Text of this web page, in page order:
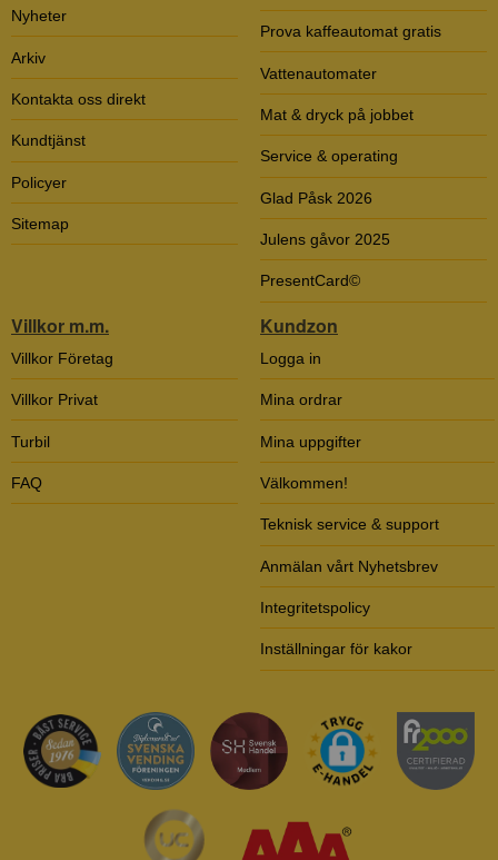
Nyheter
Arkiv
Kontakta oss direkt
Kundtjänst
Policyer
Sitemap
Prova kaffeautomat gratis
Vattenautomater
Mat & dryck på jobbet
Service & operating
Glad Påsk 2026
Julens gåvor 2025
PresentCard©
Villkor m.m.
Villkor Företag
Villkor Privat
Turbil
FAQ
Kundzon
Logga in
Mina ordrar
Mina uppgifter
Välkommen!
Teknisk service & support
Anmälan vårt Nyhetsbrev
Integritetspolicy
Inställningar för kakor